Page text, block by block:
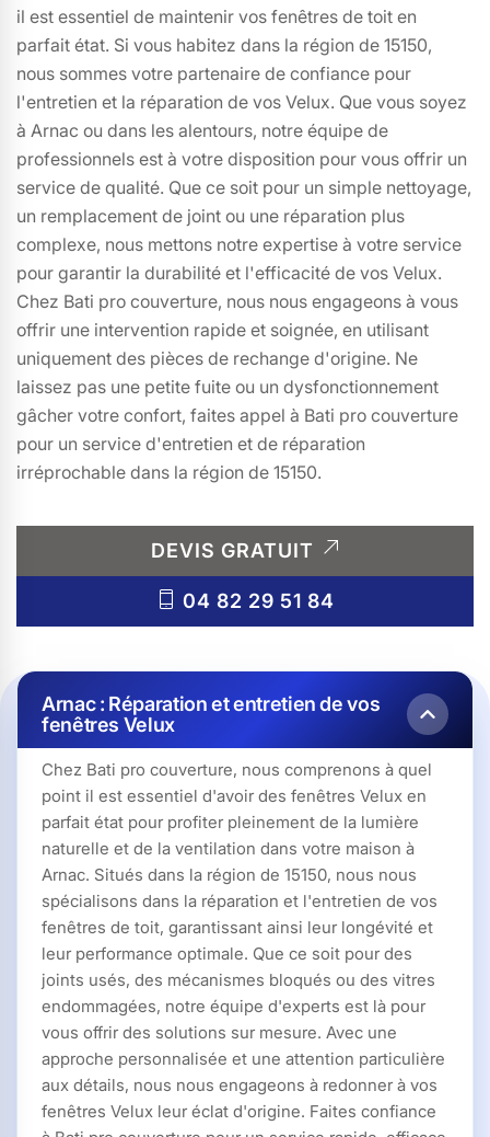
il est essentiel de maintenir vos fenêtres de toit en
parfait état. Si vous habitez dans la région de 15150,
nous sommes votre partenaire de confiance pour
l'entretien et la réparation de vos Velux. Que vous soyez
à Arnac ou dans les alentours, notre équipe de
professionnels est à votre disposition pour vous offrir un
service de qualité. Que ce soit pour un simple nettoyage,
un remplacement de joint ou une réparation plus
complexe, nous mettons notre expertise à votre service
pour garantir la durabilité et l'efficacité de vos Velux.
Chez Bati pro couverture, nous nous engageons à vous
offrir une intervention rapide et soignée, en utilisant
uniquement des pièces de rechange d'origine. Ne
laissez pas une petite fuite ou un dysfonctionnement
gâcher votre confort, faites appel à Bati pro couverture
pour un service d'entretien et de réparation
irréprochable dans la région de 15150.
DEVIS GRATUIT
04 82 29 51 84
Arnac : Réparation et entretien de vos
fenêtres Velux
Chez Bati pro couverture, nous comprenons à quel
point il est essentiel d'avoir des fenêtres Velux en
parfait état pour profiter pleinement de la lumière
naturelle et de la ventilation dans votre maison à
Arnac. Situés dans la région de 15150, nous nous
spécialisons dans la réparation et l'entretien de vos
fenêtres de toit, garantissant ainsi leur longévité et
leur performance optimale. Que ce soit pour des
joints usés, des mécanismes bloqués ou des vitres
endommagées, notre équipe d'experts est là pour
vous offrir des solutions sur mesure. Avec une
approche personnalisée et une attention particulière
aux détails, nous nous engageons à redonner à vos
fenêtres Velux leur éclat d'origine. Faites confiance